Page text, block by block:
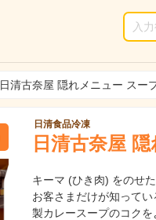
日清古奈屋 隠れメニュー スー
日清食品冷凍
日清古奈屋
キーマ (ひき肉) をのせ
お客さまだけが知って
製カレースープのコクを